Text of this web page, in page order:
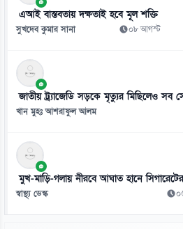
এআই বাস্তবতায় দক্ষতাই হবে মূল শক্তি
সুখদেব কুমার সানা ০৮ আগস্ট
জাতীয় ট্র্যাজেডি সড়কে মৃত্যুর মিছিলেও সব
খান মুহঃ আশরাফুল আলম
মুখ-মাড়ি-গলায় নীরবে আঘাত হানে সিগারেটের
স্বাস্থ্য ডেস্ক